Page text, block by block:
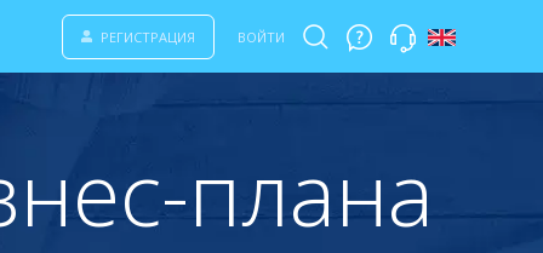
РЕГИСТРАЦИЯ ВОЙТИ
плана